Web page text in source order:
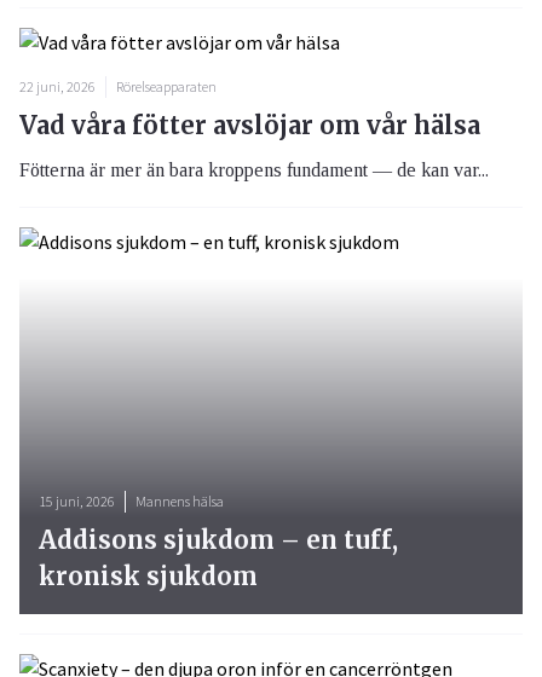
22 juni, 2026 Rörelseapparaten
Vad våra fötter avslöjar om vår hälsa
Fötterna är mer än bara kroppens fundament — de kan var...
15 juni, 2026 Mannens hälsa
Addisons sjukdom – en tuff,
kronisk sjukdom